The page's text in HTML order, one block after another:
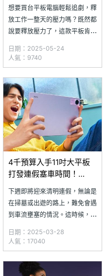
(2025.5)
想要買台平板電腦輕鬆追劇，釋
放工作一整天的壓力嗎？既然都
說要釋放壓力了，這款平板肯定
一波經濟壓力又找上門了。好在
小米旗下的 Redmi Pad SE 不
僅擁有 11 吋 90Hz 大螢幕、立
體聲四揚聲器，更重要的是現在
最低入手價只要不到 4 千 4，
實在超級好入手。究竟
日期：2025-05-24
人氣：9740
4千預算入手11吋大平板
打發連假塞車時間！
Redmi Pad SE通路最低
價格一次看(2025.3)
下週即將迎來清明連假，無論是
在掃墓或出遊的路上，難免會遇
到車流壅塞的情況。這時候，若
Redmi Pad SE 這款配備 11 吋
大螢幕、搭載 4 顆立體聲揚聲
器的大尺寸平板，輕鬆打發時
間；此外，內建 8,000mAh 大
日期：2025-03-28
人氣：17040